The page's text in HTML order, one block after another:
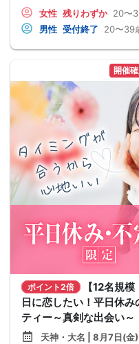
女性 残りわずか 20〜
男性 受付終了 20〜39
開催
ポイント2倍
【12名規
日に恋したい！平日休
ティー～真剣な出会い～
天神・大名 | 8月7日(